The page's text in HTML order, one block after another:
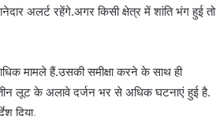
अलर्ट रहेंगे.अगर किसी क्षेत्र में शांति भंग हुई तो
मामले हैं.उसकी समीक्षा करने के साथ ही
,तीन लूट के अलावे दर्जन भर से अधिक घटनाएं हुई है.
दिया.